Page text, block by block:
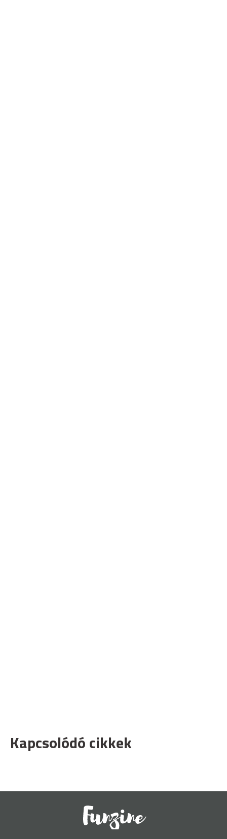
Kapcsolódó cikkek